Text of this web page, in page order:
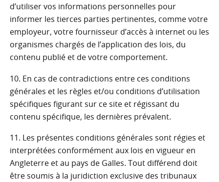
d’utiliser vos informations personnelles pour
informer les tierces parties pertinentes, comme votre
employeur, votre fournisseur d’accès à internet ou les
organismes chargés de l’application des lois, du
contenu publié et de votre comportement.
10. En cas de contradictions entre ces conditions
générales et les règles et/ou conditions d’utilisation
spécifiques figurant sur ce site et régissant du
contenu spécifique, les dernières prévalent.
11. Les présentes conditions générales sont régies et
interprétées conformément aux lois en vigueur en
Angleterre et au pays de Galles. Tout différend doit
être soumis à la juridiction exclusive des tribunaux